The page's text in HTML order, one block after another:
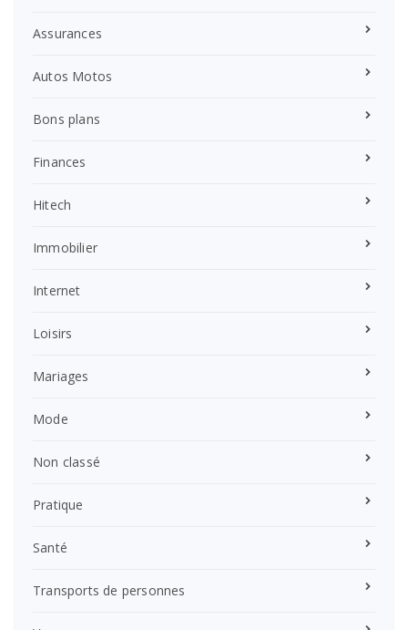
Assurances
Autos Motos
Bons plans
Finances
Hitech
Immobilier
Internet
Loisirs
Mariages
Mode
Non classé
Pratique
Santé
Transports de personnes